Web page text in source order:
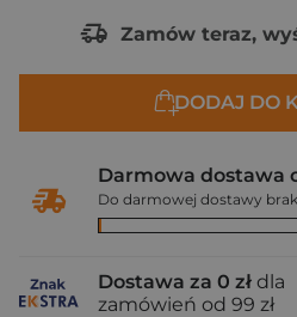
Zamów teraz,
DODAJ DO
Darmowa dostawa
Do darmowej dostawy
Dostawa za 0 zł dla
zamówień od 99 zł